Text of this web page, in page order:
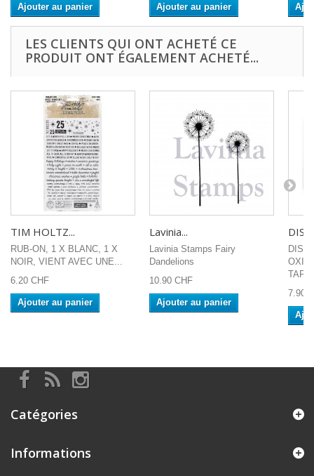
Ajouter au panier Ajouter au panier
LES CLIENTS QUI ONT ACHETÉ CE
PRODUIT ONT ÉGALEMENT ACHETÉ...
TIM HOLTZ...
RUB-ON, 1 X BLANC, 1 X
NOIR, VIENT AVEC UNE...
6.20 CHF
Ajouter au panier
Lavinia...
Lavinia Stamps Fairy
Dandelions
10.90 CHF
Ajouter au panier
7.90
Catégories
Informations